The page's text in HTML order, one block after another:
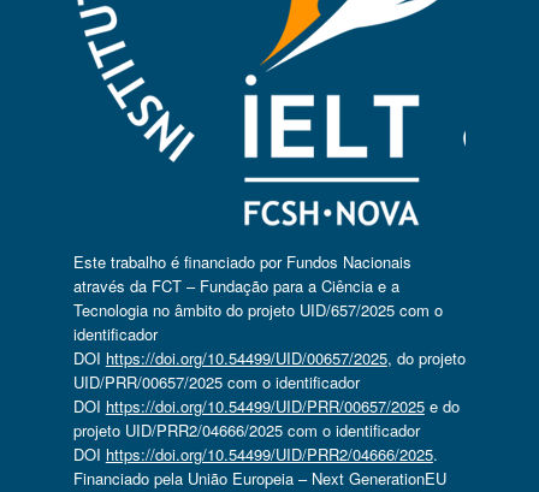
Este trabalho é financiado por Fundos Nacionais
através da FCT – Fundação para a Ciência e a
Tecnologia no âmbito do projeto UID/657/2025 com o
identificador
DOI https://doi.org/10.54499/UID/00657/2025, do projeto
UID/PRR/00657/2025 com o identificador
DOI https://doi.org/10.54499/UID/PRR/00657/2025e do
projeto UID/PRR2/04666/2025 com o identificador
DOI https://doi.org/10.54499/UID/PRR2/04666/2025.
Financiado pela União Europeia – Next GenerationEU